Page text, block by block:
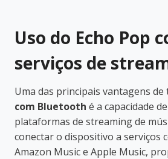
Uso do Echo Pop
serviços de
Uma das principais vantagens de
com Bluetooth é a capacidade
plataformas de streaming de
conectar o dispositivo a serviços
Amazon Music e Apple Music,